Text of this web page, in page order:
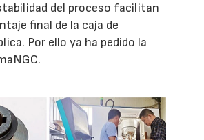
del proceso facilitan
final de la caja de
Por ello ya ha pedido la